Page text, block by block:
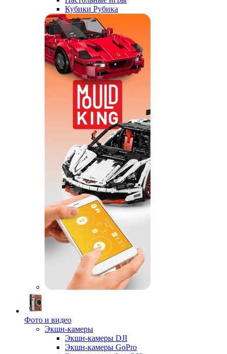
Кубики Рубика
Фото и видео
Экшн-камеры
Экшн-камеры DJI
Экшн-камеры GoPro